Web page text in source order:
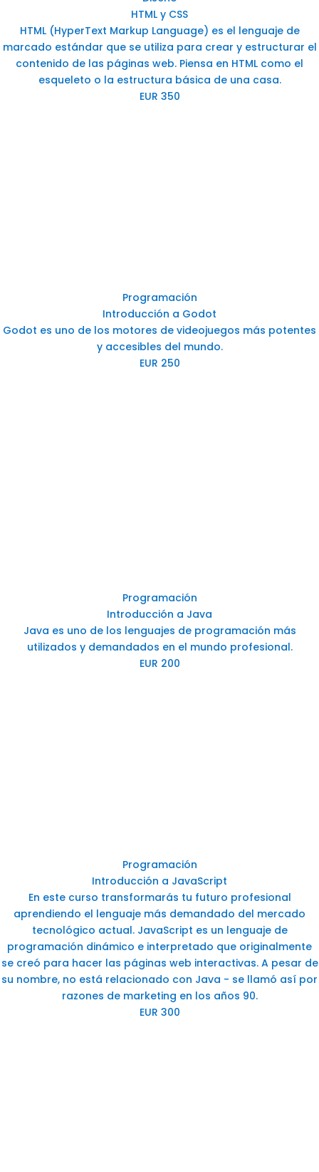
HTML y CSS
HTML (HyperText Markup Language) es el lenguaje de
marcado estándar que se utiliza para crear y estructurar el
contenido de las páginas web. Piensa en HTML como el
esqueleto o la estructura básica de una casa.
EUR 350
Programación
Introducción a Godot
Godot es uno de los motores de videojuegos más potentes
y accesibles del mundo.
EUR 250
Programación
Introducción a Java
Java es uno de los lenguajes de programación más
utilizados y demandados en el mundo profesional.
EUR 200
Programación
Introducción a JavaScript
En este curso transformarás tu futuro profesional
aprendiendo el lenguaje más demandado del mercado
tecnológico actual. JavaScript es un lenguaje de
programación dinámico e interpretado que originalmente
se creó para hacer las páginas web interactivas. A pesar de
su nombre, no está relacionado con Java - se llamó así por
razones de marketing en los años 90.
EUR 300